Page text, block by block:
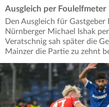
Ausgleich per Foulelfmeter
Den Ausgleich für Gastgeber
Nürnberger Michael Ishak
Veratschnig sah später die
Mainzer die Partie zu zehnt